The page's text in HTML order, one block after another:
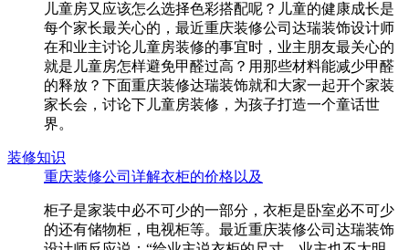
儿童房又应该怎么选择色彩搭配呢？儿童的健康成长是
每个家长最关心的，最近重庆装修公司达瑞装饰设计师
在和业主讨论儿童房装修的事宜时，业主朋友最关心的
就是儿童房怎样避免甲醛过高？用那些材料能减少甲醛
的释放？下面重庆装修达瑞装饰就和大家一起开个家装
家长会，讨论下儿童房装修，为孩子打造一个童话世
界。
装修知识
重庆装修公司详解衣柜的价格以及
柜子是家装中必不可少的一部分，衣柜是卧室必不可少
的还有储物柜，电视柜等。最近重庆装修公司达瑞装饰